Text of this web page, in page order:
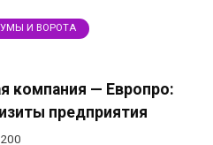
И ВОРОТА
компания — Европро:
предприятия
200